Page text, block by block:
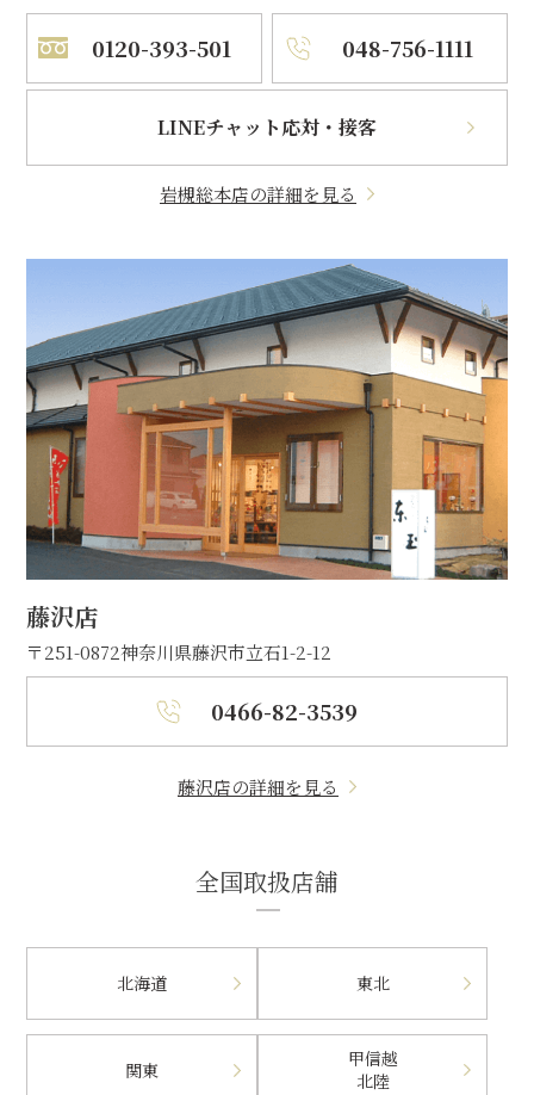
0120-393-501 048-756-1111
LINEチャット応対・接客
岩槻総本店の詳細を見る
藤沢店
〒251-0872神奈川県藤沢市立石1-2-12
0466-82-3539
藤沢店の詳細を見る
全国取扱店舗
北海道 東北
関東
甲信越
北陸